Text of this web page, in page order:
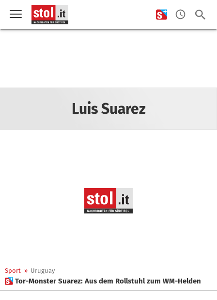
Luis Suarez
Sport » Uruguay
 Tor-Monster Suarez: Aus dem Rollstuhl zum WM-Helden